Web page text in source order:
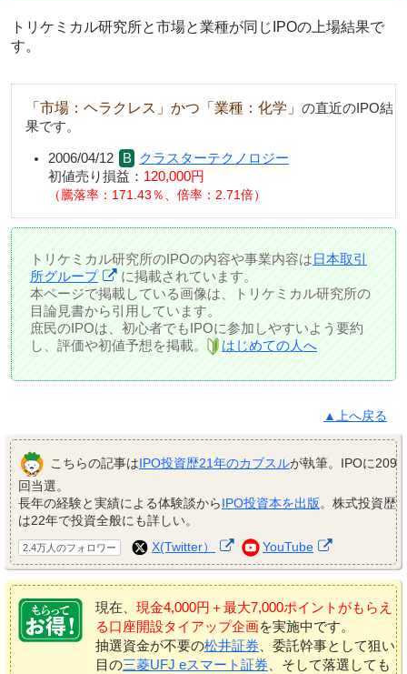
トリケミカル研究所と市場と業種が同じIPOの上場結果で
す。
「市場：ヘラクレス」かつ「業種：化学」 の直近のIPO結
果です。
2006/04/12
クラスターテクノロジー
初値売り損益： 120,000円
騰落率：171.43％、倍率：2.71倍
トリケミカル研究所のIPOの内容や事業内容は日本取引
所グループ
に掲載されています。
本ページで掲載している画像は、トリケミカル研究所の
目論見書から引用しています。
庶民のIPOは、初心者でもIPOに参加しやすいよう要約
し、評価や初値予想を掲載。
はじめての人へ
▲上へ戻る
こちらの記事はIPO投資歴21年のカブスルが執筆。IPOに209
回当選。
長年の経験と実績による体験談からIPO投資本を出版。株式投資歴
は22年で投資全般にも詳しい。
2.4万人のフォロワー X(Twitter） YouTube
現在、 現金4,000円＋最大7,000ポイントがもらえ
る口座開設タイアップ企画を実施中です。
抽選資金が不要の松井証券 、委託幹事として狙い
目の三菱UFJ eスマート証券 、そして落選しても